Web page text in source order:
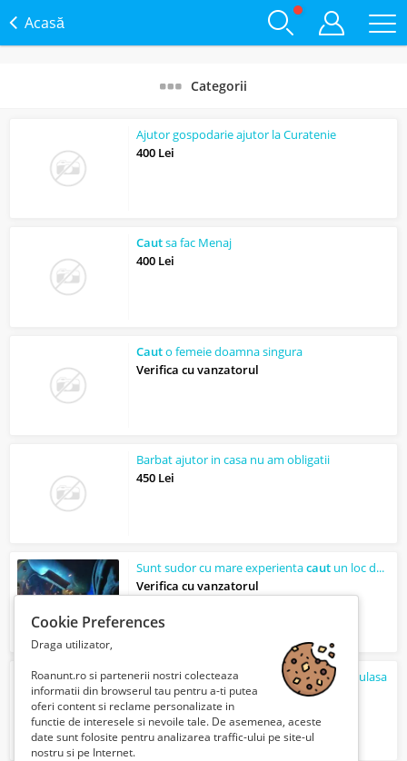
Acasă
Categorii
Ajutor gospodarie ajutor la Curatenie
400 Lei
Cautsa fac Menaj
400 Lei
Cauto femeie doamna singura
Verifica cu vanzatorul
Barbat ajutor in casa nu am obligatii
450 Lei
Sunt sudor cu mare experientacaut un loc de munca
Verifica cu vanzatorul
cautmecanic auto scimbare garnitura chiulasa
100 Lei
Cookie Preferences
Draga utilizator,
Roanunt.ro si partenerii nostri colecteaza
informatii din browserul tau pentru a-ti putea
oferi content si reclame personalizate in
functie de interesele si nevoile tale. De asemenea, aceste
date sunt folosite pentru analizarea traffic-ului pe site-ul
nostru si pe Internet.